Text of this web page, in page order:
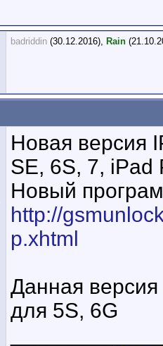
badriddin (30.12.2016), Rain
Новая версия
SE, 6S, 7, iPad
Новый
http://
p.xhtml
Данная
для 5S, 6G